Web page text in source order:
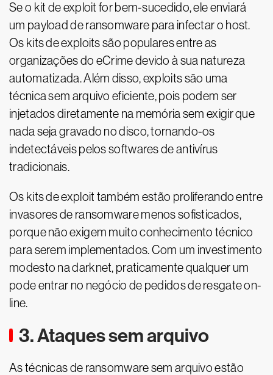
Se o kit de exploit for bem-sucedido, ele enviará
um payload de ransomware para infectar o host.
Os kits de exploits são populares entre as
organizações do eCrime devido à sua natureza
automatizada. Além disso, exploits são uma
técnica sem arquivo eficiente, pois podem ser
injetados diretamente na memória sem exigir que
nada seja gravado no disco, tornando-os
indetectáveis pelos softwares de antivírus
tradicionais.
Os kits de exploit também estão proliferando entre
invasores de ransomware menos sofisticados,
porque não exigem muito conhecimento técnico
para serem implementados. Com um investimento
modesto na darknet, praticamente qualquer um
pode entrar no negócio de pedidos de resgate on-
line.
3. Ataques sem arquivo
As técnicas de ransomware sem arquivo estão